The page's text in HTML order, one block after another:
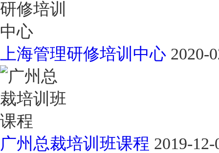
上海管理研修培训中心 2020-
广州总裁培训班课程 2019-12-